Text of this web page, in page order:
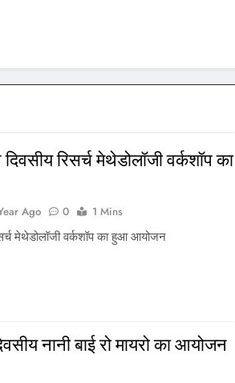
रिसर्च मेथेडोलॉजी वर्कशॉप का
Ago 0
1 Mins
मेथेडोलॉजी वर्कशॉप का हुआ आयोजन
नानी बाई रो मायरो का आयोजन